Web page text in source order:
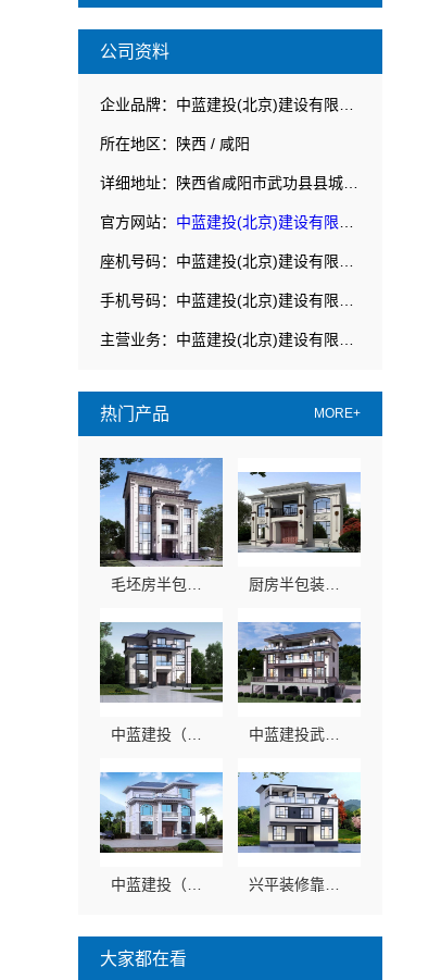
公司资料
所在地区：陕西 / 咸阳
官方网站： 中蓝建投(北京)建设有限公司武功分公司
热门产品 MORE+
大家都在看